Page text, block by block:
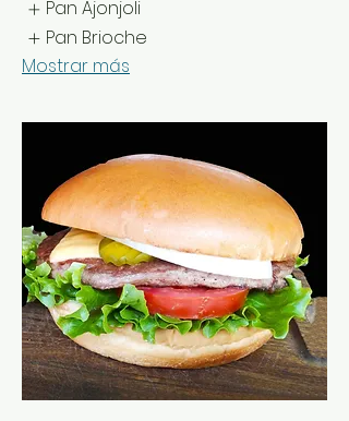
Pan Ajonjoli
Pan Brioche
Mostrar más